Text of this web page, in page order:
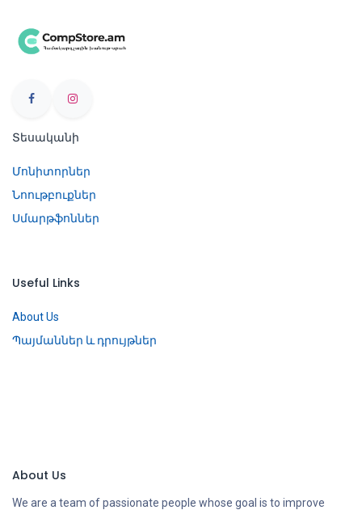
Տեսականի
Մոնիտորներ
Նոութբուքներ
Սմարթֆոններ
Useful Links
About Us
Պայմաններ և դրույթներ
About Us
We are a team of passionate people whose goal is to improve